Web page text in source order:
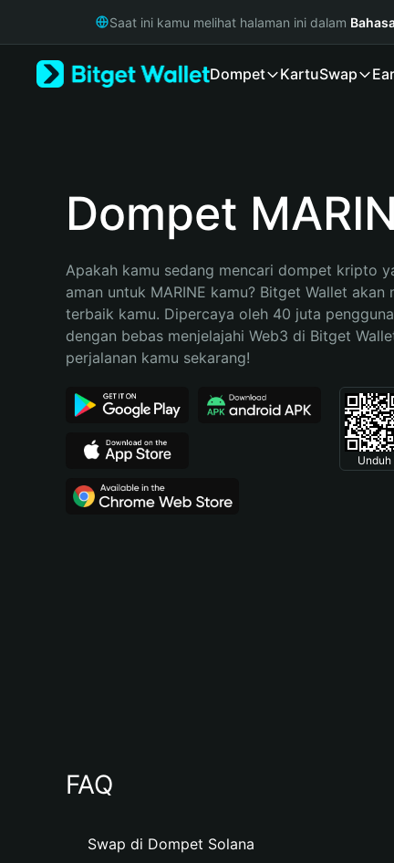
Русский
Bahasa Indonesia
Español (Argentina)
Saat ini kamu melihat halaman ini dalam
Dompet KartuSwap
Dompet
Apakah kamu sedang mencari dompet kripto
aman untuk MARINE kamu? Bitget Wallet akan
terbaik kamu. Dipercaya oleh 40 juta
dengan bebas menjelajahi Web3 di Bitget
perjalanan kamu sekarang!
Unduh
FAQ
Swap di Dompet Solana